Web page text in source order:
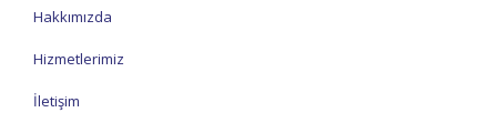
Hakkımızda
Hizmetlerimiz
İletişim